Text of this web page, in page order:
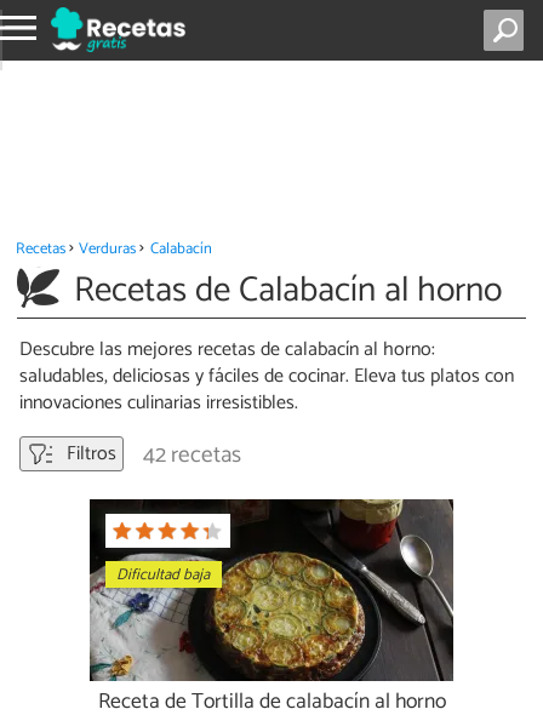
Recetas Verduras Calabacín
Recetas de Calabacín al horno
Descubre las mejores recetas de calabacín al horno:
saludables, deliciosas y fáciles de cocinar. Eleva tus platos con
innovaciones culinarias irresistibles.
Filtros
42 recetas
Dificultad baja
Receta de Tortilla de calabacín al horno